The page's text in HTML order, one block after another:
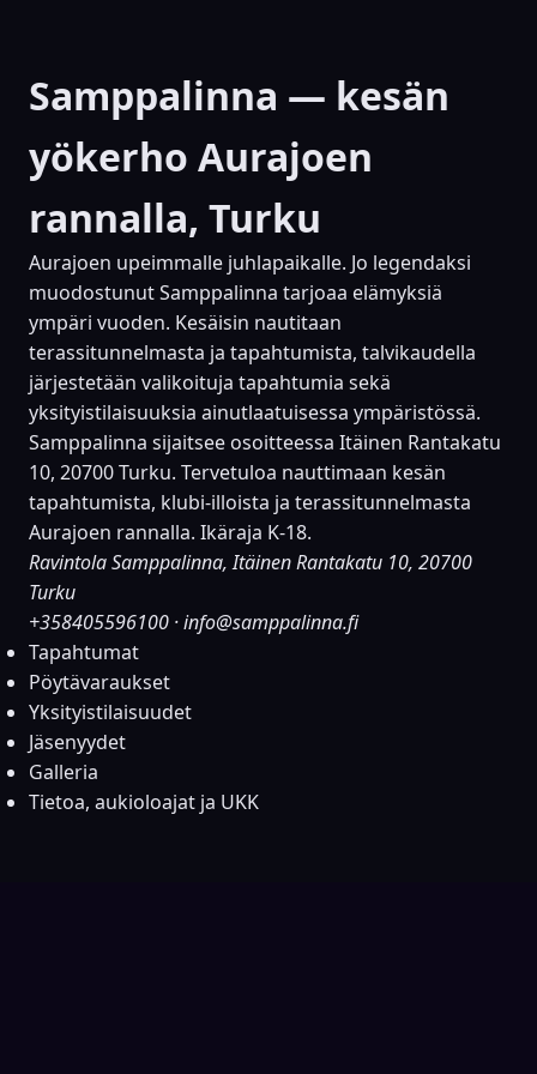
Samppalinna — kesän
yökerho Aurajoen
rannalla, Turku
Aurajoen upeimmalle juhlapaikalle. Jo legendaksi
muodostunut Samppalinna tarjoaa elämyksiä
ympäri vuoden. Kesäisin nautitaan
terassitunnelmasta ja tapahtumista, talvikaudella
järjestetään valikoituja tapahtumia sekä
yksityistilaisuuksia ainutlaatuisessa ympäristössä.
Samppalinna sijaitsee osoitteessa Itäinen Rantakatu
10, 20700 Turku. Tervetuloa nauttimaan kesän
tapahtumista, klubi-illoista ja terassitunnelmasta
Aurajoen rannalla. Ikäraja K-18.
Ravintola Samppalinna, Itäinen Rantakatu 10, 20700
Turku
+358405596100 ·info@samppalinna.fi
Tapahtumat
Pöytävaraukset
Yksityistilaisuudet
Jäsenyydet
Galleria
Tietoa, aukioloajat ja UKK